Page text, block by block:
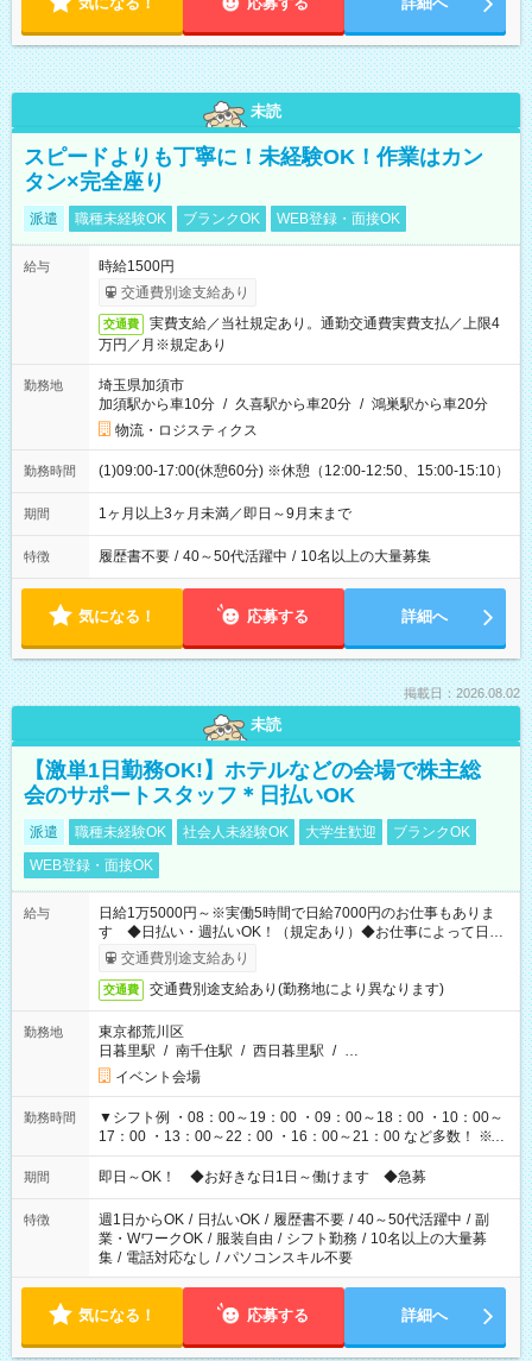
未読
スピードよりも丁寧に！未経験OK！作業はカン
タン×完全座り
派遣 職種未経験OK ブランクOK WEB登録・面接OK
給与
時給1500円
交通費別途支給あり
交通費
実費支給／当社規定あり。通勤交通費実費支払／上限4
万円／月※規定あり
勤務地
埼玉県加須市
加須駅から車10分 / 久喜駅から車20分 / 鴻巣駅から車20分
物流・ロジスティクス
勤務時間 (1)09:00-17:00(休憩60分) ※休憩（12:00-12:50、15:00-15:10）
期間 1ヶ月以上3ヶ月未満／即日～9月末まで
特徴 履歴書不要 / 40～50代活躍中 / 10名以上の大量募集
気になる！ 応募する 詳細へ
掲載日：2026.08.02
未読
【激単1日勤務OK!】ホテルなどの会場で株主総
会のサポートスタッフ＊日払いOK
派遣 職種未経験OK 社会人未経験OK 大学生歓迎
ブランクOK
WEB登録・面接OK
給与
日給1万5000円～※実働5時間で日給7000円のお仕事もありま
す ◆日払い・週払いOK！（規定あり）◆お仕事によって日給
も異なります
交通費別途支給あり
交通費 交通費別途支給あり(勤務地により異なります)
勤務地
東京都荒川区
日暮里駅 / 南千住駅 / 西日暮里駅 / …
イベント会場
勤務時間
▼シフト例 ・08：00～19：00 ・09：00～18：00 ・10：00～
17：00 ・13：00～22：00 ・16：00～21：00 など多数！ ※お
仕事により勤務時間が異なります
期間 即日～OK！ ◆お好きな日1日～働けます ◆急募
特徴 週1日からOK / 日払いOK / 履歴書不要 / 40～50代活躍中 / 副
業・WワークOK / 服装自由 / シフト勤務 / 10名以上の大量募
集 / 電話対応なし / パソコンスキル不要
気になる！ 応募する 詳細へ